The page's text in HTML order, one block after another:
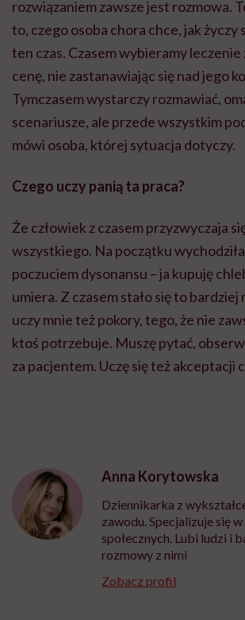
rozwiązaniem zawsze jest rozmowa.
to, czego osoba chora chce, jak życzy
ten czas. Czasem wybieramy leczenie
cenę, nie zastanawiając się nad jego
Tymczasem wystarczy rozmawiać,
scenariusze, ale przede wszystkim
mówi osoba, której sytuacja dotyczy.
Czego uczy panią ta praca?
Że człowiek z czasem przyzwyczaja
wszystkiego. Na początku
poczuciem dysonansu – ja kupuję
umiera. Z czasem stało się to
uczy mnie też pokory, tego, że nie
ktoś potrzebuje. Muszę pytać,
za pacjentem. Uczę się też akceptacji
Anna Korytowska
Dziennikarka z
zawodu. Specjalizuje się
społecznych. Lubi ludzi i
rozmowy z nimi
Zobacz profil